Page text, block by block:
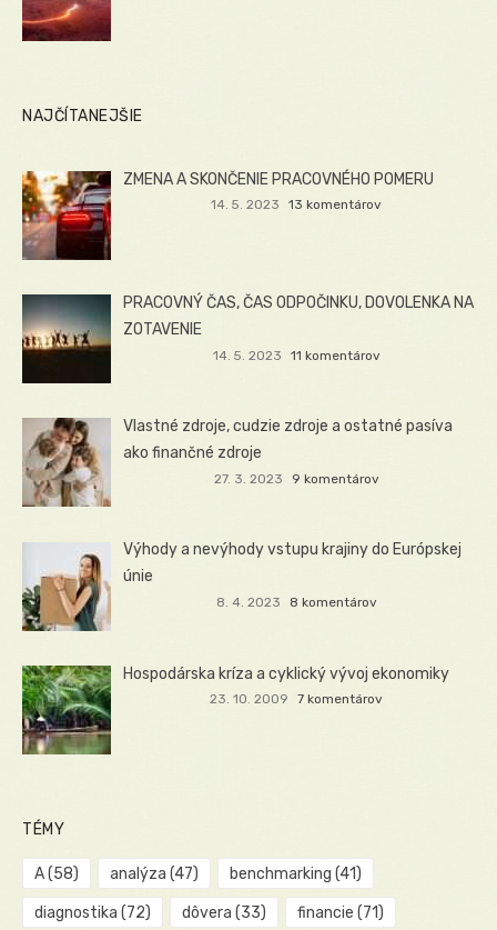
NAJČÍTANEJŠIE
ZMENA A SKONČENIE PRACOVNÉHO POMERU
14. 5. 2023 13 komentárov
PRACOVNÝ ČAS, ČAS ODPOČINKU, DOVOLENKA NA
ZOTAVENIE
14. 5. 2023 11 komentárov
Vlastné zdroje, cudzie zdroje a ostatné pasíva
ako finančné zdroje
27. 3. 2023 9 komentárov
Výhody a nevýhody vstupu krajiny do Európskej
únie
8. 4. 2023 8 komentárov
Hospodárska kríza a cyklický vývoj ekonomiky
23. 10. 2009 7 komentárov
TÉMY
A(58) analýza (47) benchmarking (41)
diagnostika (72) dôvera (33) financie (71)